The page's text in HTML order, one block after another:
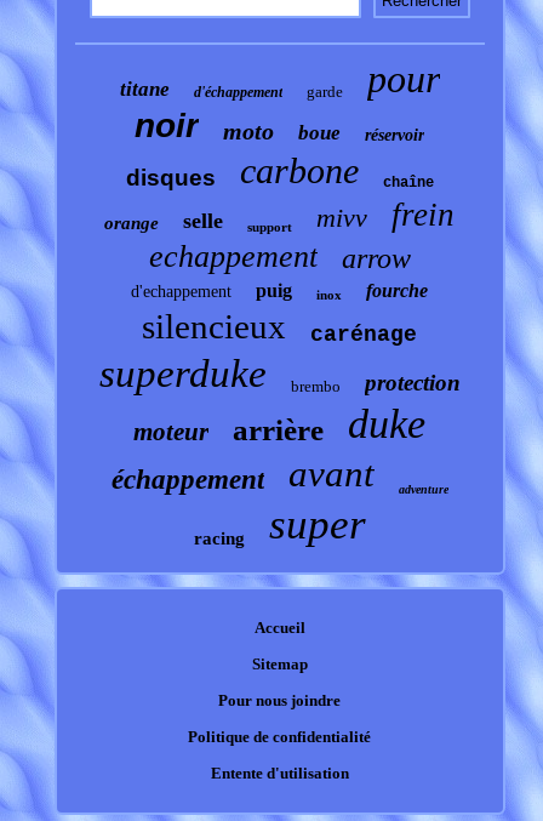
titane d'échappement garde pour
noir moto boue réservoir
disques carbone chaîne
orange selle support mivv frein
echappement arrow
d'echappement puig inox fourche
silencieux carénage
superduke brembo protection
moteur arrière duke
échappement avant adventure
racing super
Accueil
Sitemap
Pour nous joindre
Politique de confidentialité
Entente d'utilisation